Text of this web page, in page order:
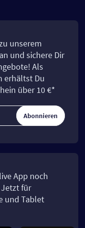
unserem
und sichere Dir
Als
erhältst Du
über 10 €*
Abonnieren
App noch
für
und Tablet